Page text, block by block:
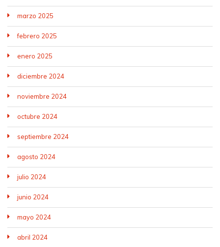
marzo 2025
febrero 2025
enero 2025
diciembre 2024
noviembre 2024
octubre 2024
septiembre 2024
agosto 2024
julio 2024
junio 2024
mayo 2024
abril 2024